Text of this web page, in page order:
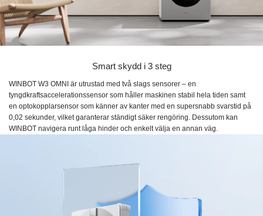
Smart skydd i 3 steg
WINBOT W3 OMNI är utrustad med två slags sensorer – en
tyngdkraftsaccelerationssensor som håller maskinen stabil hela tiden samt
en optokopplarsensor som känner av kanter med en supersnabb svarstid på
0,02 sekunder, vilket garanterar ständigt säker rengöring. Dessutom kan
WINBOT navigera runt låga hinder och enkelt välja en annan väg.